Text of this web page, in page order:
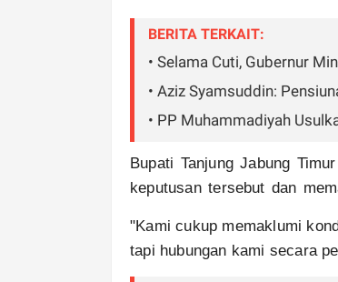
BERITA TERKAIT:
• Selama Cuti, Gubernur
• Aziz Syamsuddin:
• PP Muhammadiyah
Bupati Tanjung Jabung
keputusan tersebut dan
"Kami cukup memaklumi
tapi hubungan kami secara